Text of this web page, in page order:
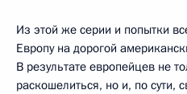
Из этой же серии и попытки
Европу на дорогой
В результате европейцев не
раскошелиться, но и, по сути,